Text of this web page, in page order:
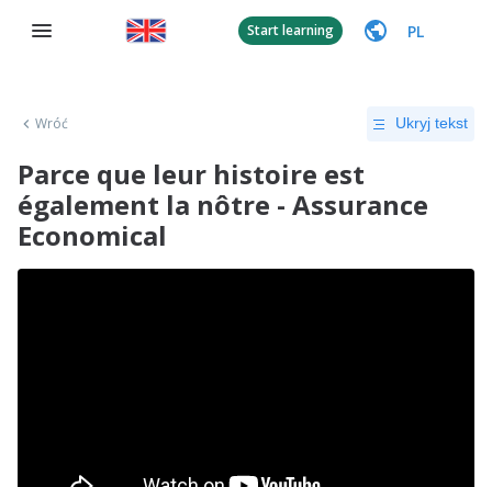
Start learning PL
Wróć Ukryj tekst
Parce que leur histoire est
également la nôtre - Assurance
Economical